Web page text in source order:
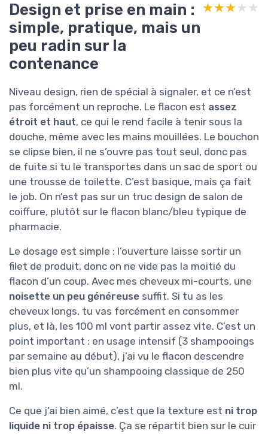
Design et prise en main :
simple, pratique, mais un
peu radin sur la
contenance
★★★★★
★★★★★
Niveau design, rien de spécial à signaler, et ce n’est
pas forcément un reproche. Le flacon est assez
étroit et haut, ce qui le rend facile à tenir sous la
douche, même avec les mains mouillées. Le bouchon
se clipse bien, il ne s’ouvre pas tout seul, donc pas
de fuite si tu le transportes dans un sac de sport ou
une trousse de toilette. C’est basique, mais ça fait
le job. On n’est pas sur un truc design de salon de
coiffure, plutôt sur le flacon blanc/bleu typique de
pharmacie.
Le dosage est simple : l’ouverture laisse sortir un
filet de produit, donc on ne vide pas la moitié du
flacon d’un coup. Avec mes cheveux mi-courts, une
noisette un peu généreuse suffit. Si tu as les
cheveux longs, tu vas forcément en consommer
plus, et là, les 100 ml vont partir assez vite. C’est un
point important : en usage intensif (3 shampooings
par semaine au début), j’ai vu le flacon descendre
bien plus vite qu’un shampooing classique de 250
ml.
Ce que j’ai bien aimé, c’est que la texture est ni trop
liquide ni trop épaisse. Ça se répartit bien sur le cuir